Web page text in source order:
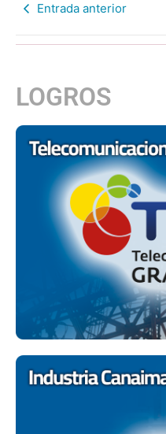
Entrada anterior
LOGROS